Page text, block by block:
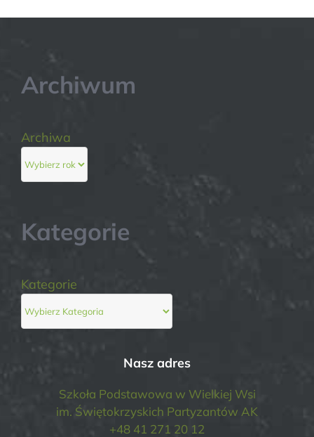
Archiwum
Archiwa
Kategorie
Kategorie
Nasz adres
Szkoła Podstawowa w Wielkiej Wsi
im. Świętokrzyskich Partyzantów AK
+48 41 271 20 12